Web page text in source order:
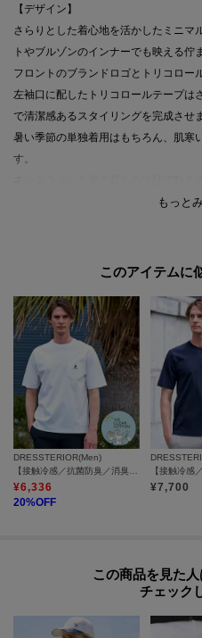
【デザイン】
さらりとした着心地を活かしたミニマ
トやブルゾンのインナーでも映える佇
フロントのブランドロゴとトリコロー
左袖口に配したトリコロールテープは
で清潔感あるスタイリングを完成させ
暑い季節の単独着用はもちろん、肌寒
す。
アイスクリアコットンの特徴である冷
吸湿性と通気性が高く、汗をかいても
抗菌消臭効果が日常の不快を軽減し、
す。
衿元の仕立ては蒸れにくく、滑らか
ポイントです。
表面には繊細な編み目と穏やかな光沢
くデザイン性を長く保ちます。
普段着からアクティブな外出まで安心
※この商品はサンプルを使用して撮影
※掲載している着用・商品画像にはAI
す。実際の商品とは色味・質感・ディ
ご購入ください。
このアイテムに
DRESSTERIOR(Men)
¥6,336
20%OFF
¥7,700
この商品を見た
チェック